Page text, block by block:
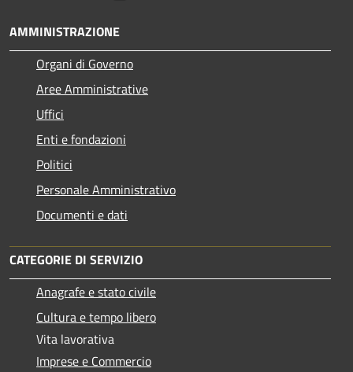
AMMINISTRAZIONE
Organi di Governo
Aree Amministrative
Uffici
Enti e fondazioni
Politici
Personale Amministrativo
Documenti e dati
CATEGORIE DI SERVIZIO
Anagrafe e stato civile
Cultura e tempo libero
Vita lavorativa
Imprese e Commercio